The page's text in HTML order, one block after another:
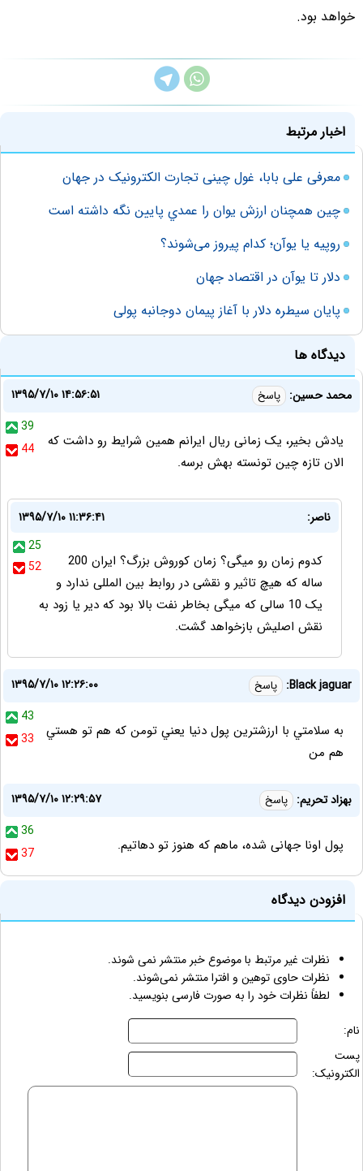
خواهد بود.
اخبار مرتبط
معرفی علی ‌بابا، غول چینی تجارت الکترونیک در جهان
چين همچنان ارزش يوان را عمدي پايين نگه داشته است
روپیه یا یوآن؛ کدام پیروز می‌شوند؟
دلار تا یوآن در اقتصاد جهان
پایان سیطره دلار با آغاز پیمان دوجانبه پولی
دیدگاه ها
محمد حسین: پاسخ
۱۳۹۵/۷/۱۰ ۱۴:۵۶:۵۱
39
44
یادش بخیر، یک زمانی ریال ایرانم همین شرایط رو داشت که
الان تازه چین تونسته بهش برسه.
ناصر:
۱۳۹۵/۷/۱۰ ۱۱:۳۶:۴۱
25
52
کدوم زمان رو میگی؟ زمان کوروش بزرگ؟ ایران 200
ساله که هیچ تاثیر و نقشی در روابط بین المللی ندارد و
یک 10 سالی که میگی بخاطر نفت بالا بود که دیر یا زود به
نقش اصلیش بازخواهد گشت.
Black jaguar: پاسخ
۱۳۹۵/۷/۱۰ ۱۲:۲۶:۰۰
43
33
به سلامتي با ارزشترين پول دنيا يعني تومن كه هم تو هستي
هم من
بهزاد تحریم: پاسخ
۱۳۹۵/۷/۱۰ ۱۲:۲۹:۵۷
36
37
پول اونا جهانی شده، ماهم که هنوز تو دهاتیم.
افزودن دیدگاه
نظرات غیر مرتبط با موضوع خبر منتشر نمی شوند.
نظرات حاوی توهین و افترا منتشر نمی‌شوند.
لطفاً نظرات خود را به صورت فارسی بنویسید.
نام:
پست
الکترونیک: